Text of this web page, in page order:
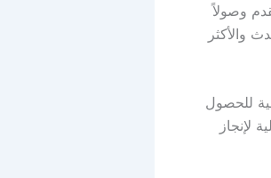
وصولاً
والأكثر
للحصول
لإنجاز